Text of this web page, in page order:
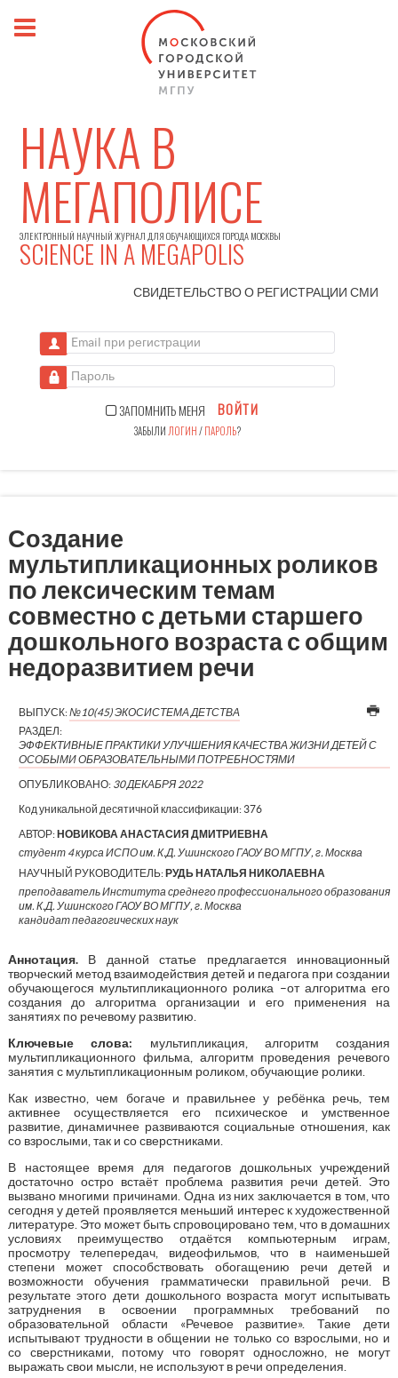
НАУКА В
МЕГАПОЛИСЕ
ЭЛЕКТРОННЫЙ НАУЧНЫЙ ЖУРНАЛ ДЛЯ ОБУЧАЮЩИХСЯ ГОРОДА МОСКВЫ
SCIENCE IN A MEGAPOLIS
СВИДЕТЕЛЬСТВО О РЕГИСТРАЦИИСМИ
Email при регистрации
Пароль
ЗАПОМНИТЬ МЕНЯ ВОЙТИ
ЗАБЫЛИ ЛОГИН/ПАРОЛЬ?
Создание
мультипликационных роликов
по лексическим темам
совместно с детьми старшего
дошкольного возраста с общим
недоразвитием речи
ВЫПУСК:№10(45) ЭКОСИСТЕМА ДЕТСТВА
РАЗДЕЛ:
ЭФФЕКТИВНЫЕ ПРАКТИКИ УЛУЧШЕНИЯ КАЧЕСТВА ЖИЗНИ ДЕТЕЙ С
ОСОБЫМИ ОБРАЗОВАТЕЛЬНЫМИ ПОТРЕБНОСТЯМИ
ОПУБЛИКОВАНО: 30 ДЕКАБРЯ 2022
Код уникальной десятичной классификации: 376
АВТОР:НОВИКОВА АНАСТАСИЯ ДМИТРИЕВНА
студент 4 курса ИСПО им. К.Д. Ушинского ГАОУ ВО МГПУ, г. Москва
НАУЧНЫЙ РУКОВОДИТЕЛЬ:РУДЬ НАТАЛЬЯ НИКОЛАЕВНА
преподаватель Института среднего профессионального образования
им. К.Д. Ушинского ГАОУ ВО МГПУ, г. Москва
кандидат педагогических наук
Аннотация. В данной статье предлагается инновационный
творческий метод взаимодействия детей и педагога при создании
обучающегося мультипликационного ролика –от алгоритма его
создания до алгоритма организации и его применения на
занятиях по речевому развитию.
Ключевые слова: мультипликация, алгоритм создания
мультипликационного фильма, алгоритм проведения речевого
занятия с мультипликационным роликом, обучающие ролики.
Как известно, чем богаче и правильнее у ребёнка речь, тем
активнее осуществляется его психическое и умственное
развитие, динамичнее развиваются социальные отношения, как
со взрослыми, так и со сверстниками.
В настоящее время для педагогов дошкольных учреждений
достаточно остро встаёт проблема развития речи детей. Это
вызвано многими причинами. Одна из них заключается в том, что
сегодня у детей проявляется меньший интерес к художественной
литературе. Это может быть спровоцировано тем, что в домашних
условиях преимущество отдаётся компьютерным играм,
просмотру телепередач, видеофильмов, что в наименьшей
степени может способствовать обогащению речи детей и
возможности обучения грамматически правильной речи. В
результате этого дети дошкольного возраста могут испытывать
затруднения в освоении программных требований по
образовательной области «Речевое развитие». Такие дети
испытывают трудности в общении не только со взрослыми, но и
со сверстниками, потому что говорят односложно, не могут
выражать свои мысли, не используют в речи определения.